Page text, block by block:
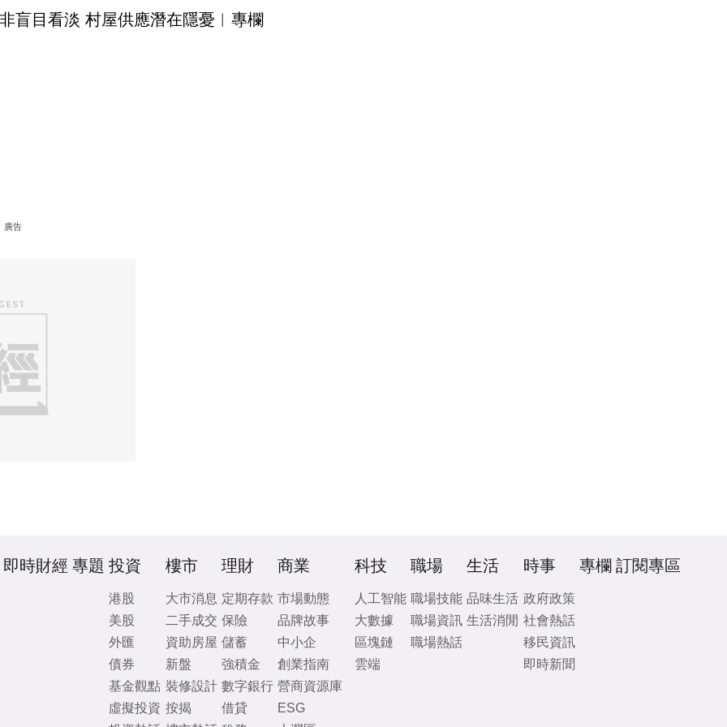
盲目看淡 村屋供應潛在隱憂︳專欄
廣告
即時財經 專題 投資
港股
美股
外匯
債券
基金觀點
虛擬投資
樓市
大市消息
二手成交
資助房屋
新盤
裝修設計
按揭
理財
定期存款
保險
儲蓄
強積金
數字銀行
借貸
商業
市場動態
品牌故事
中小企
創業指南
營商資源庫
ESG
科技
人工智能
大數據
區塊鏈
雲端
職場
職場技能
職場資訊
職場熱話
生活
品味生活
生活消閒
時事
政府政策
社會熱話
移民資訊
即時新聞
專欄 訂閱專區